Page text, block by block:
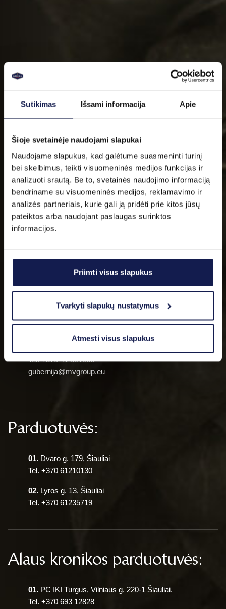
Sutikimas Išsami informacija Apie
Šioje svetainėje naudojami slapukai
Naudojame slapukus, kad galėtume suasmeninti turinį
bei skelbimus, teikti visuomeninės medijos funkcijas ir
analizuoti srautą. Be to, svetainės naudojimo informaciją
bendriname su visuomeninės medijos, reklamavimo ir
analizės partneriais, kurie gali ją pridėti prie kitos jūsų
pateiktos arba naudojant paslaugas surinktos
informacijos.
Priimti visus slapukus
Tvarkyti slapukų nustatymus
Atmesti visus slapukus
Susisiekite:
“MV GROUP Production”, UAB
Dvaro g. 179 LT-76176, Šiauliai
Tel.+370 41 591900
gubernija@mvgroup.eu
Parduotuvės:
01. Dvaro g. 179, Šiauliai
Tel. +370 61210130
02. Lyros g. 13, Šiauliai
Tel. +370 61235719
Alaus kronikos parduotuvės:
01. PC IKI Turgus, Vilniaus g. 220-1 Šiauliai.
Tel. +370 693 12828